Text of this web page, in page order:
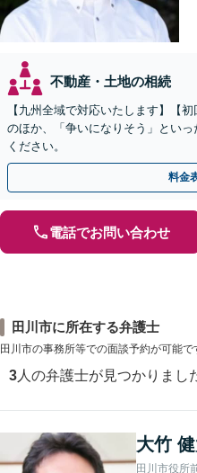
不動産・土地の相続
【九州全域で対応いたします】【
のほか、「争いになりそう」とい
ください。
料金
電話でお問い合わせ
田川市に所在する弁護士
田川市の事務所等での面談予約が可能で
3 人の弁護士が見つかりまし
大竹
田川市役所